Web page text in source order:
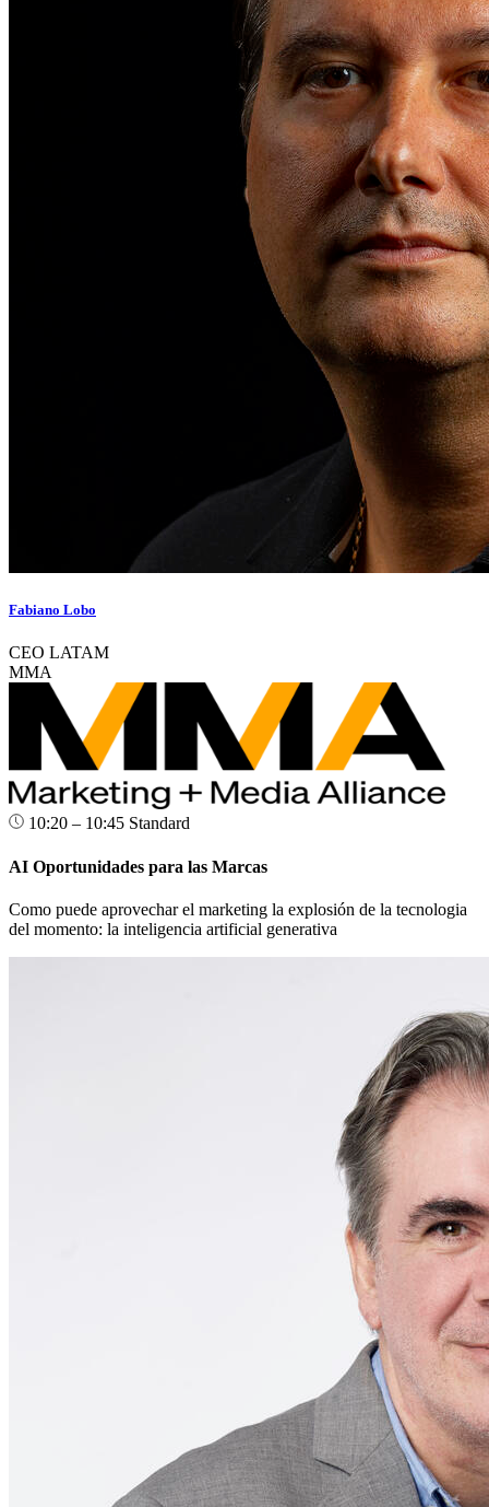
Fabiano Lobo
CEO LATAM
MMA
10:20 – 10:45 Standard
AI Oportunidades para las Marcas
Como puede aprovechar el marketing la explosión de la tecnologia
del momento: la inteligencia artificial generativa